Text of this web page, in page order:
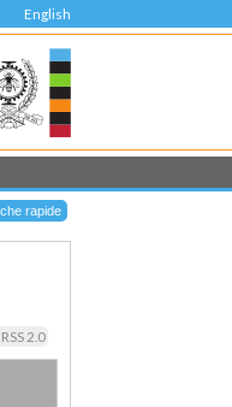
English
RSS 2.0